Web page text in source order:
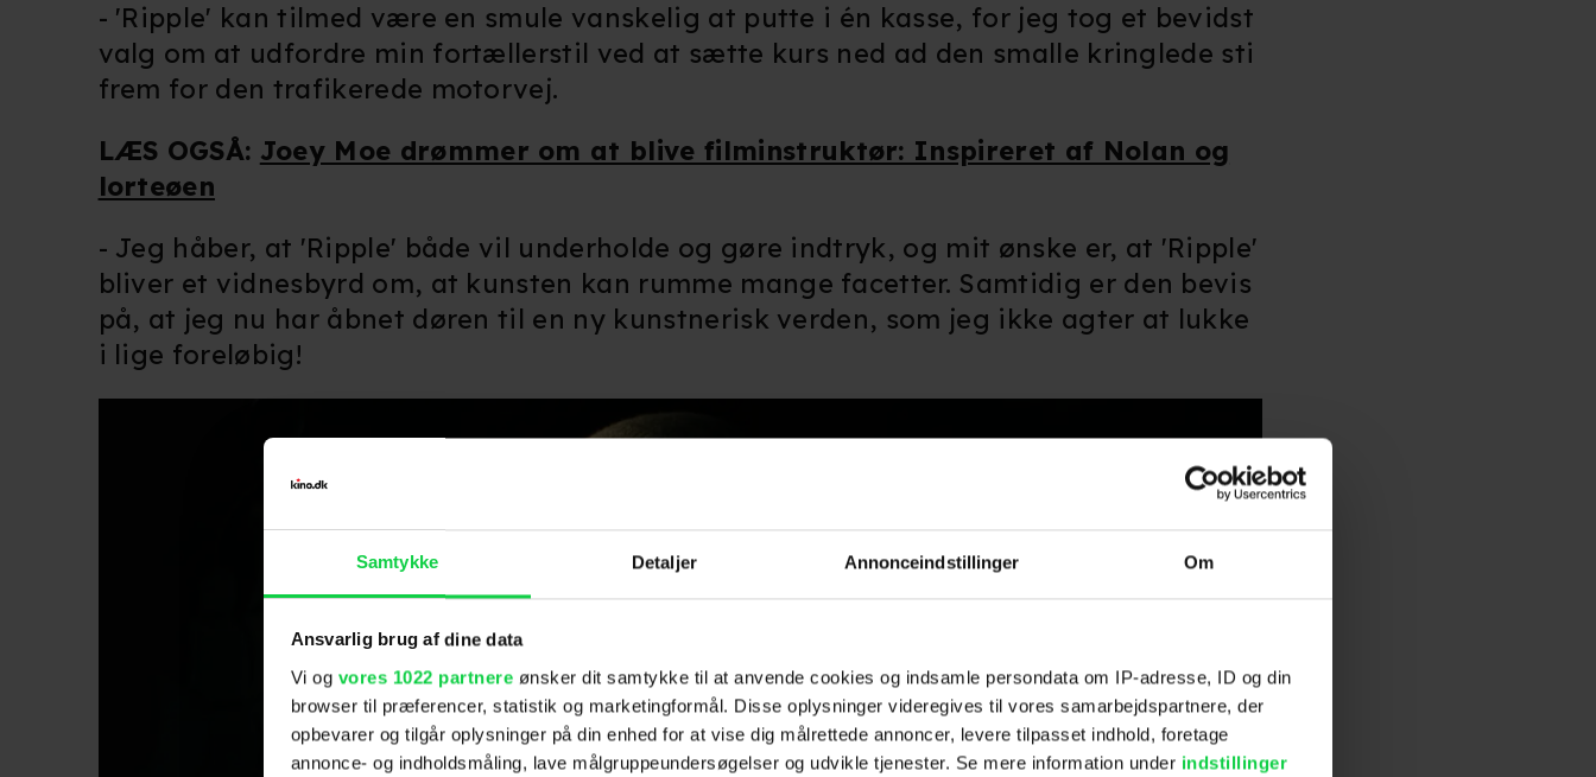
Samtykke Detaljer Annonceindstillinger Om
Ansvarlig brug af dine data
Vi og vores 1022 partnere ønsker dit samtykke til at anvende cookies og indsamle persondata om IP-adresse, ID og din
browser til præferencer, statistik og marketingformål. Disse oplysninger videregives til vores samarbejdspartnere, der
opbevarer og tilgår oplysninger på din enhed for at vise dig målrettede annoncer, levere tilpasset indhold, foretage
annonce- og indholdsmåling, lave målgruppeundersøgelser og udvikle tjenester. Se mere information under indstillinger
- 'Ripple' kan tilmed være en smule vanskelig at putte i én kasse, for jeg tog et bevidst
valg om at udfordre min fortællerstil ved at sætte kurs ned ad den smalle kringlede sti
frem for den trafikerede motorvej.
LÆS OGSÅ: Joey Moe drømmer om at blive filminstruktør: Inspireret af Nolan og
lorteøen
- Jeg håber, at 'Ripple' både vil underholde og gøre indtryk, og mit ønske er, at 'Ripple'
bliver et vidnesbyrd om, at kunsten kan rumme mange facetter. Samtidig er den bevis
på, at jeg nu har åbnet døren til en ny kunstnerisk verden, som jeg ikke agter at lukke
i lige foreløbig!